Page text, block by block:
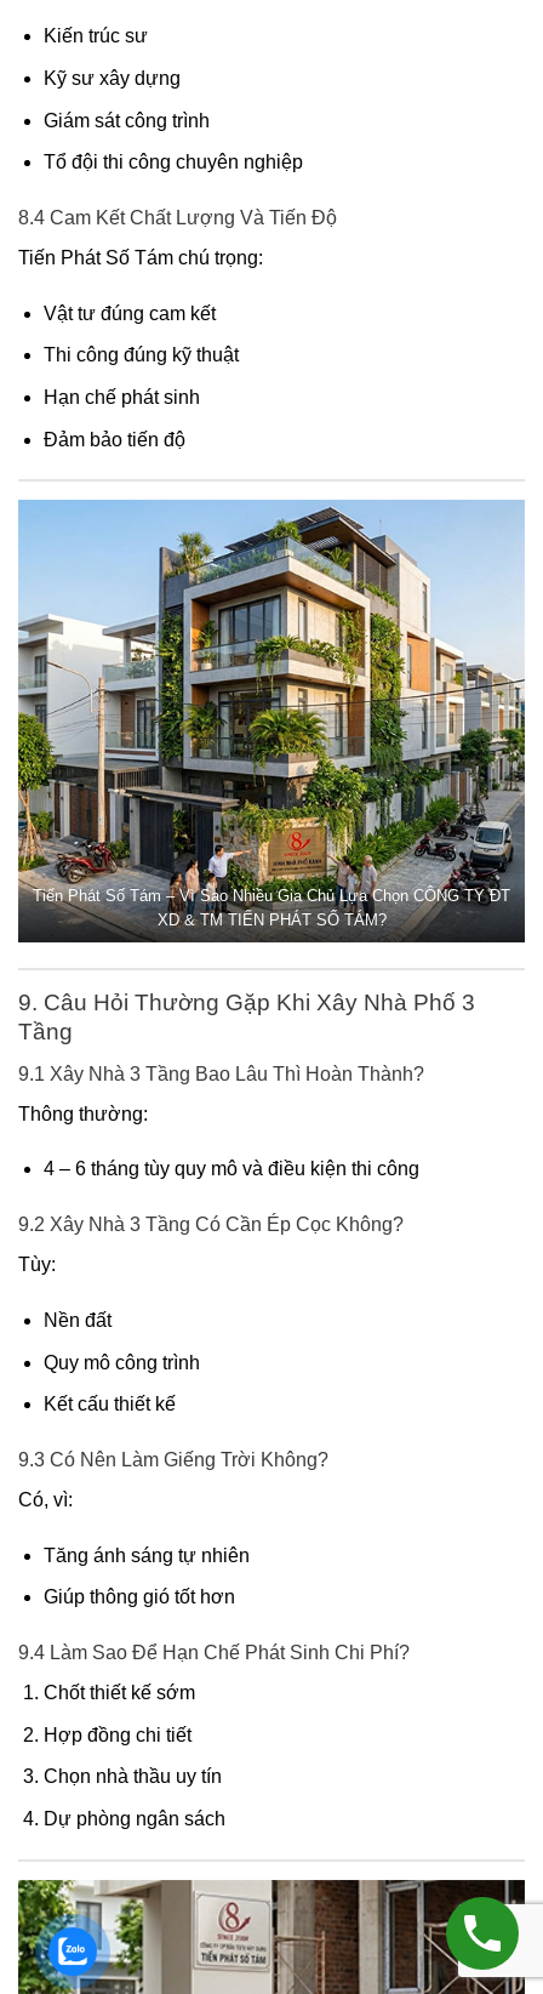
Kiến trúc sư
Kỹ sư xây dựng
Giám sát công trình
Tổ đội thi công chuyên nghiệp
8.4 Cam Kết Chất Lượng Và Tiến Độ
Tiến Phát Số Tám chú trọng:
Vật tư đúng cam kết
Thi công đúng kỹ thuật
Hạn chế phát sinh
Đảm bảo tiến độ
Tiến Phát Số Tám – Vì Sao Nhiều Gia Chủ Lựa Chọn CÔNG TY ĐT
XD & TM TIẾN PHÁT SỐ TÁM?
9. Câu Hỏi Thường Gặp Khi Xây Nhà Phố 3
Tầng
9.1 Xây Nhà 3 Tầng Bao Lâu Thì Hoàn Thành?
Thông thường:
4 – 6 tháng tùy quy mô và điều kiện thi công
9.2 Xây Nhà 3 Tầng Có Cần Ép Cọc Không?
Tùy:
Nền đất
Quy mô công trình
Kết cấu thiết kế
9.3 Có Nên Làm Giếng Trời Không?
Có, vì:
Tăng ánh sáng tự nhiên
Giúp thông gió tốt hơn
9.4 Làm Sao Để Hạn Chế Phát Sinh Chi Phí?
Chốt thiết kế sớm
Hợp đồng chi tiết
Chọn nhà thầu uy tín
Dự phòng ngân sách